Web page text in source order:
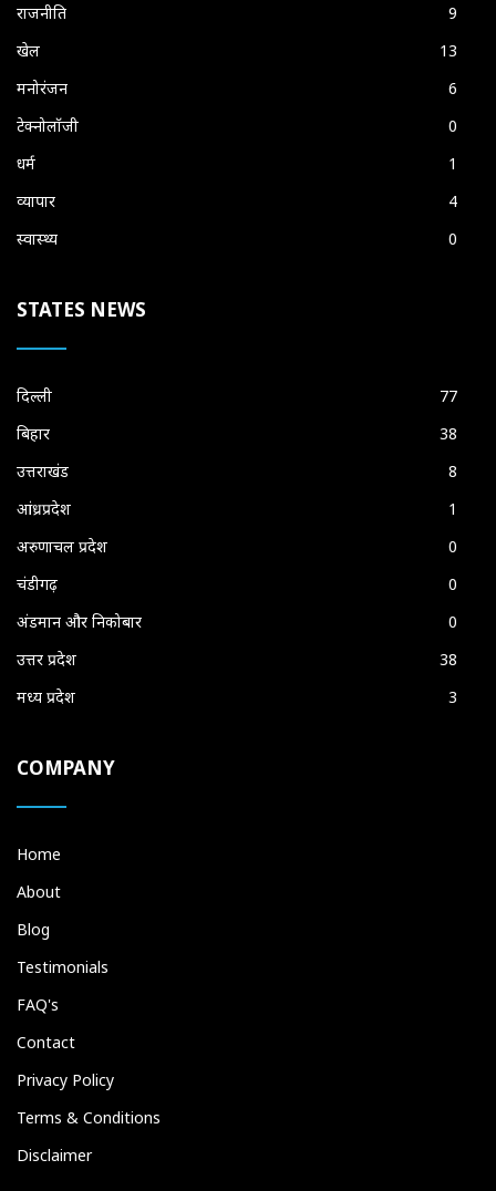
राजनीति
9
खेल
13
मनोरंजन
6
टेक्नोलॉजी
0
धर्म
1
व्यापार
4
स्वास्थ्य
0
STATES NEWS
दिल्ली
77
बिहार
38
उत्तराखंड
8
आंध्रप्रदेश
1
अरुणाचल प्रदेश
0
चंडीगढ़
0
अंडमान और निकोबार
0
उत्तर प्रदेश
38
मध्य प्रदेश
3
COMPANY
Home
About
Blog
Testimonials
FAQ's
Contact
Privacy Policy
Terms & Conditions
Disclaimer